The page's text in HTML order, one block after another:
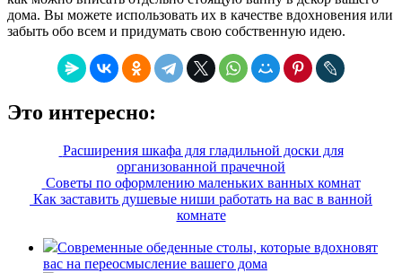
дома. Вы можете использовать их в качестве вдохновения или
забыть обо всем и придумать свою собственную идею.
Это интересно:
Расширения шкафа для гладильной доски для
организованной прачечной
Советы по оформлению маленьких ванных комнат
Как заставить душевые ниши работать на вас в ванной
комнате
Современные обеденные столы, которые вдохновят
вас на переосмысление вашего дома